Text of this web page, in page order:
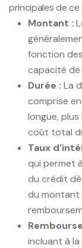
principales de
Montant :
fonction
capacité de
Durée : La
comprise
longue,
coût total
Taux
qui permet
du crédit
du montant
incluant à